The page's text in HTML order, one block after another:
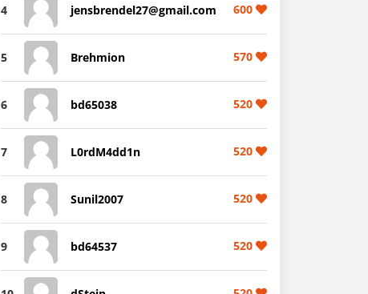
4 jensbrendel27@gmail.com 600
5 Brehmion 570
6 bd65038 520
7 L0rdM4dd1n 520
8 Sunil2007 520
9 bd64537 520